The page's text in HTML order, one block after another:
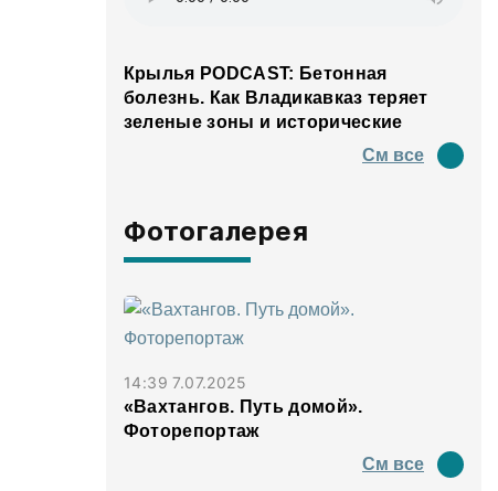
Крылья PODCAST: Бетонная
болезнь. Как Владикавказ теряет
зеленые зоны и исторические
См все
Фотогалерея
14:39 7.07.2025
«Вахтангов. Путь домой».
Фоторепортаж
См все